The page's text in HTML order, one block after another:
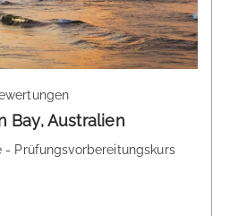
Bay, Australien
- Prüfungsvorbereitungskurs